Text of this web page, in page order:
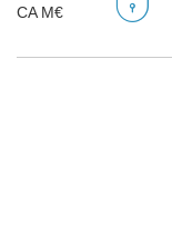
CA M€